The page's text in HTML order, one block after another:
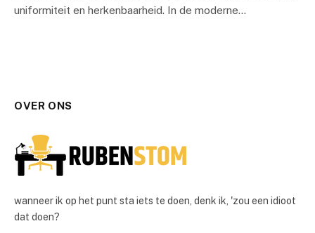
uniformiteit en herkenbaarheid. In de moderne…
OVER ONS
wanneer ik op het punt sta iets te doen, denk ik, 'zou een idioot
dat doen?